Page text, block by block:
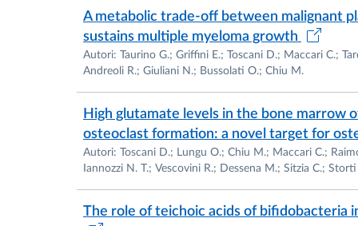
PREMI
1988 Premio “Francesco Cedrangolo”,
Applicata sul Cancro, l’Invecchiamento e
dell’invecchiamento in vitro
1989 Borsa di Studio Fondazione Anna
trasporto di aminoacidi anionici in cellule
INCARICHI ISTITUZIONALI (Università di
1990-1992 : Rappresentante dei
A metabolic trade-off between malignant
sustains multiple myeloma growth
Autori: Taurino G.; Griffini E.; Toscani D.; Maccari C.;
Andreoli R.; Giuliani N.; Bussolati O.; Chiu M.
High glutamate levels in the bone marrow
osteoclast formation: a novel target for
Autori: Toscani D.; Lungu O.; Chiu M.; Maccari C.;
Iannozzi N. T.; Vescovini R.; Dessena M.; Sitzia C.;
The role of teichoic acids of bifidobacteria